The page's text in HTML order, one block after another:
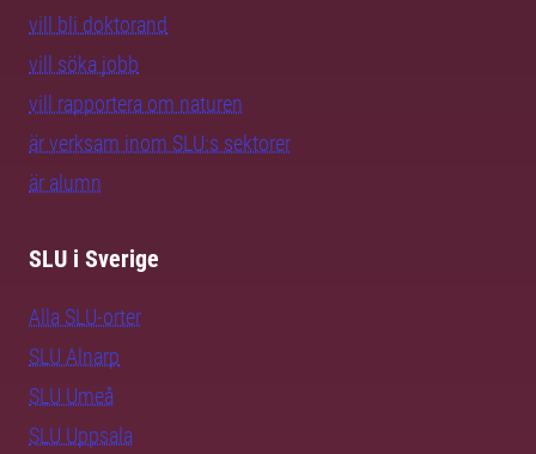
vill bli doktorand
vill söka jobb
vill rapportera om naturen
är verksam inom SLU:s sektorer
är alumn
SLU i Sverige
Alla SLU-orter
SLU Alnarp
SLU Umeå
SLU Uppsala